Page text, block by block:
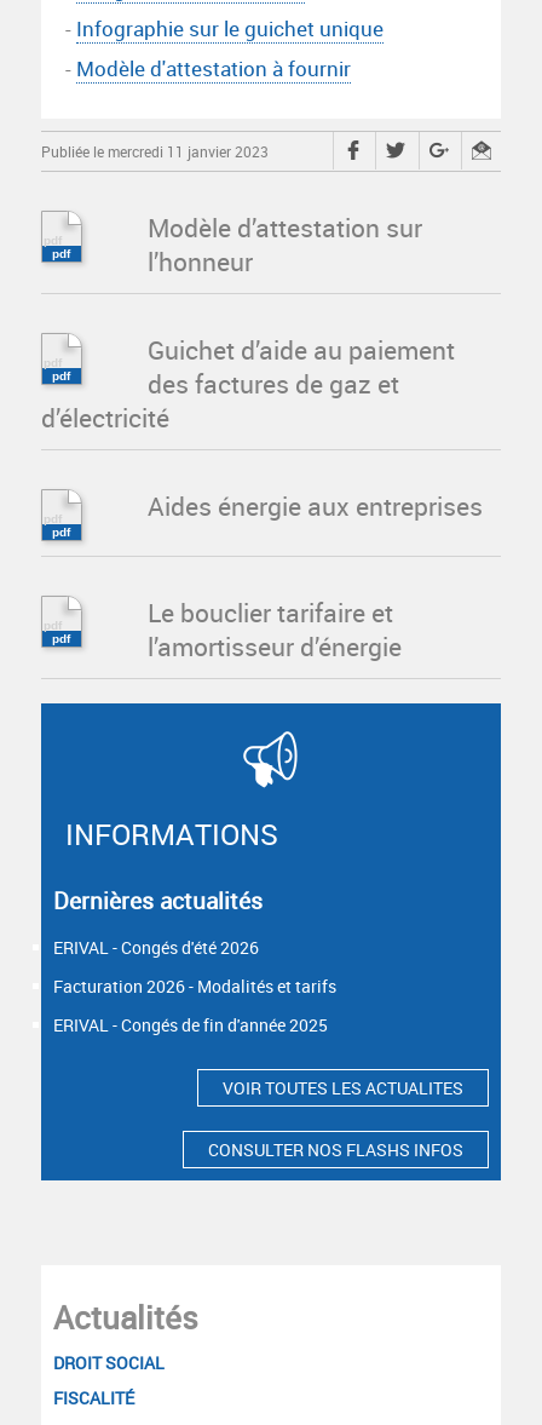
Actualités
DROIT SOCIAL
FISCALITÉ
- Infographie sur le guichet unique
- Modèle d'attestation à fournir
Publiée le mercredi 11 janvier 2023
Modèle d’attestation sur
l’honneur
Guichet d’aide au paiement
des factures de gaz et
d’électricité
Aides énergie aux entreprises
Le bouclier tarifaire et
l’amortisseur d’énergie
INFORMATIONS
Dernières actualités
ERIVAL - Congés d'été 2026
Facturation 2026 - Modalités et tarifs
ERIVAL - Congés de fin d'année 2025
VOIR TOUTES LES ACTUALITES
CONSULTER NOS FLASHS INFOS